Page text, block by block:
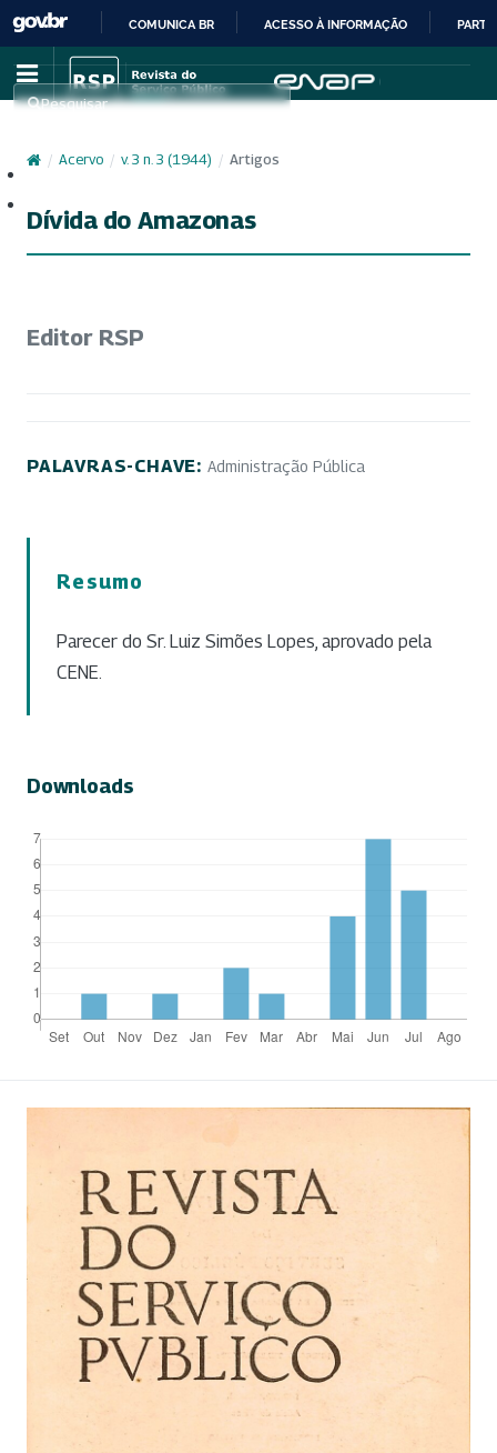
IR
PARA
CONTEÚDO
COMUNICA BR ACESSO À INFORMAÇÃO
Pesquisar
/ Acervo / v. 3 n. 3 (1944) / Artigos
Dívida do Amazonas
Editor RSP
PALAVRAS-CHAVE: Administração Pública
Resumo
Parecer do Sr. Luiz Simões Lopes, aprovado pela
CENE.
Downloads